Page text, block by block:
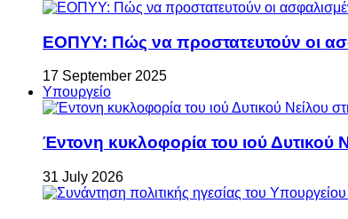
ΕΟΠΥΥ: Πώς να προστατευτούν οι
17 September 2025
Υπουργείο
Έντονη κυκλοφορία του ιού
31 July 2026